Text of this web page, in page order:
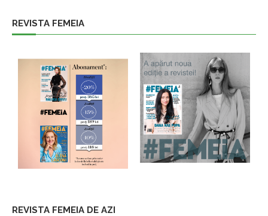
REVISTA FEMEIA
REVISTA FEMEIA DE AZI